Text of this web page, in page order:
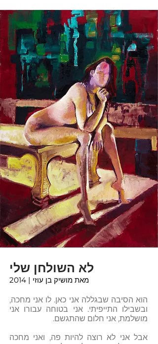
לא השולחן שלי
מאת מושיק בן עוזי | 2014
הוא הסיבה שבגללה אני כאן. לו אני מחכה,
ובשבילו התייפיתי.אני בטוחה עבורו אני
מושלמת, אני חלום שהתגשם.
אבל אני לא רוצה להיות פה, ואני מחכה